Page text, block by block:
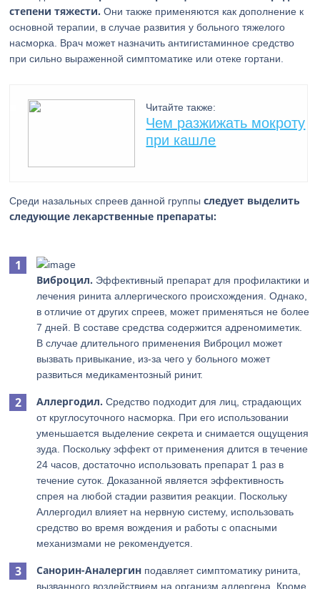
степени тяжести. Они также применяются как дополнение к
основной терапии, в случае развития у больного тяжелого
насморка. Врач может назначить антигистаминное средство
при сильно выраженной симптоматике или отеке гортани.
Читайте также:
Чем разжижать мокроту
при кашле
Среди назальных спреев данной группыследует выделить
следующие лекарственные препараты:
Виброцил. Эффективный препарат для профилактики и
лечения ринита аллергического происхождения. Однако,
в отличие от других спреев, может применяться не более
7 дней. В составе средства содержится адреномиметик.
В случае длительного применения Виброцил может
вызвать привыкание, из-за чего у больного может
развиться медикаментозный ринит.
Аллергодил. Средство подходит для лиц, страдающих
от круглосуточного насморка. При его использовании
уменьшается выделение секрета и снимается ощущения
зуда. Поскольку эффект от применения длится в течение
24 часов, достаточно использовать препарат 1 раз в
течение суток. Доказанной является эффективность
спрея на любой стадии развития реакции. Поскольку
Аллергодил влияет на нервную систему, использовать
средство во время вождения и работы с опасными
механизмами не рекомендуется.
Санорин-Аналергин подавляет симптоматику ринита,
вызванного воздействием на организм аллергена. Кроме